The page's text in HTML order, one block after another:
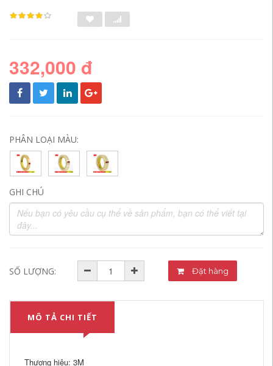
332,000 đ
PHÂN LOẠI MÀU:
GHI CHÚ
SỐ LƯỢNG: Đặt hàng
MÔ TẢ CHI TIẾT
Thương hiệu: 3M